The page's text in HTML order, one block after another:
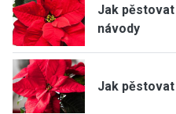
Jak pěstovat
návody
Jak